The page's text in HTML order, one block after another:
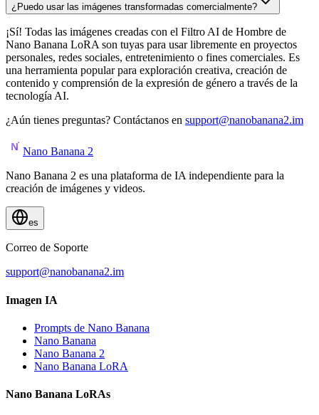
¿Puedo usar las imágenes transformadas comercialmente?
¡Sí! Todas las imágenes creadas con el Filtro AI de Hombre de
Nano Banana LoRA son tuyas para usar libremente en proyectos
personales, redes sociales, entretenimiento o fines comerciales. Es
una herramienta popular para exploración creativa, creación de
contenido y comprensión de la expresión de género a través de la
tecnología AI.
¿Aún tienes preguntas? Contáctanos en support@nanobanana2.im
Nano Banana 2
Nano Banana 2 es una plataforma de IA independiente para la
creación de imágenes y videos.
es
Correo de Soporte
support@nanobanana2.im
Imagen IA
Prompts de Nano Banana
Nano Banana
Nano Banana 2
Nano Banana LoRA
Nano Banana LoRAs